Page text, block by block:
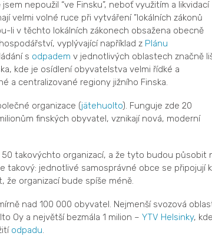
nepoužil “ve Finsku”, neboť využitím a likvidací
velmi volné ruce při vytváření ”lokálních zákonů
li v těchto lokálních zákonech obsažena obecně
vyplývající například z Plánu
s odpadem v jednotlivých oblastech značně
kde je osídlení obyvatelstva velmi řídké a
a centralizované regiony jižního Finska.
organizace (jätehuolto). Funguje zde 20
finských obyvatel, vznikají nová, moderní
takovýchto organizací, a že tyto budou působit
takový: jednotlivé samosprávné obce se připojují k
že organizací bude spíše méně.
nad 100 000 obyvatel. Nejmenší svozová
Oy a největší bezmála 1 milion – YTV Helsinky, kde
odpadu